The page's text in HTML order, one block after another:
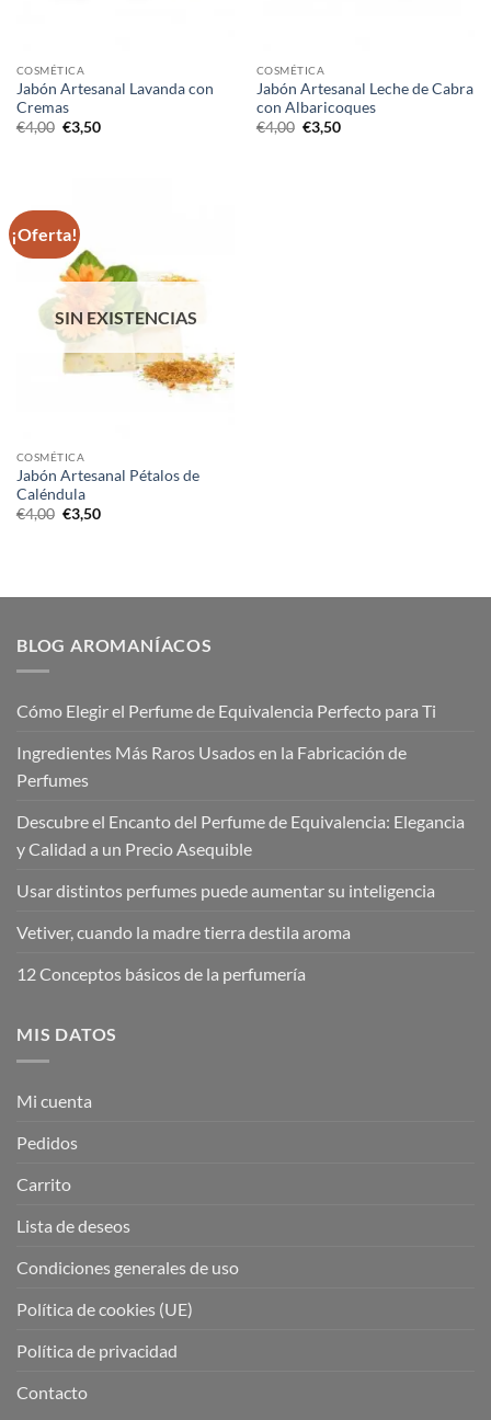
COSMÉTICA
Jabón Artesanal Lavanda con
Cremas
€4,00 El
precio
€3,50El
COSMÉTICA
Jabón Artesanal Leche de Cabra
con Albaricoques
€4,00 El
precio
€3,50El
¡Oferta!
SIN EXISTENCIAS
COSMÉTICA
Jabón Artesanal Pétalos de
Caléndula
€4,00 El
precio
€3,50El
BLOG AROMANÍACOS
Cómo Elegir el Perfume de Equivalencia Perfecto para Ti
Ingredientes Más Raros Usados en la Fabricación de
Perfumes
Descubre el Encanto del Perfume de Equivalencia: Elegancia
y Calidad a un Precio Asequible
Usar distintos perfumes puede aumentar su inteligencia
Vetiver, cuando la madre tierra destila aroma
12 Conceptos básicos de la perfumería
MIS DATOS
Mi cuenta
Pedidos
Carrito
Lista de deseos
Condiciones generales de uso
Política de cookies (UE)
Política de privacidad
Contacto